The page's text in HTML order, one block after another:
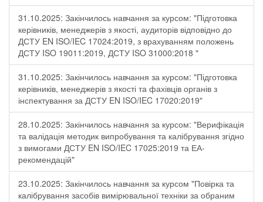
31.10.2025: Закінчилось навчання за курсом: "Підготовка
керівників, менеджерів з якості, аудиторів відповідно до
ДСТУ EN ISO/IEC 17024:2019, з врахуванням положень
ДСТУ ISO 19011:2019, ДСТУ ISO 31000:2018 "
31.10.2025: Закінчилось навчання за курсом: "Підготовка
керівників, менеджерів з якості та фахівців органів з
інспектування за ДСТУ EN ISO/IEC 17020:2019"
28.10.2025: Закінчилось навчання за курсом: "Верифікація
та валідація методик випробування та калібрування згідно
з вимогами ДСТУ EN ISO/IEC 17025:2019 та ЕА-
рекомендацій"
23.10.2025: Закінчилось навчання за курсом "Повірка та
калібрування засобів вимірювальної техніки за обраним